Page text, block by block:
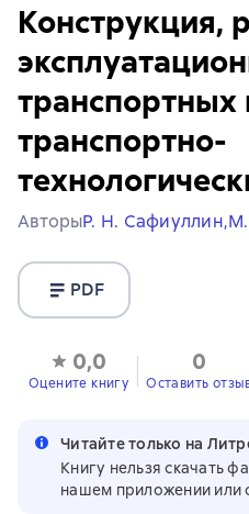
Конструкция,
транспортных
транспортно-
АвторыР. Н. Сафиуллин,
PDF
0,0
Оцените книгу
0
Оставить
Читайте только на
Книгу нельзя скачать
нашем приложении или